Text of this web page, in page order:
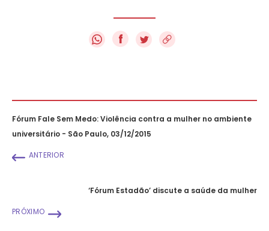
f
Fórum Fale Sem Medo: Violência contra a mulher no ambiente
universitário - São Paulo, 03/12/2015
ANTERIOR
‘Fórum Estadão’ discute a saúde da mulher
PRÓXIMO